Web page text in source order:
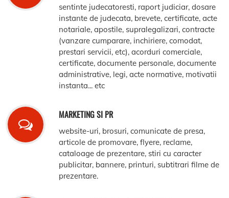
sentinte judecatoresti, raport judiciar, dosare
instante de judecata, brevete, certificate, acte
notariale, apostile, supralegalizari, contracte
(vanzare cumparare, inchiriere, comodat,
prestari servicii, etc), acorduri comerciale,
certificate, documente personale, documente
administrative, legi, acte normative, motivatii
instanta... etc
MARKETING SI PR
website-uri, brosuri, comunicate de presa,
articole de promovare, flyere, reclame,
cataloage de prezentare, stiri cu caracter
publicitar, bannere, printuri, subtitrari filme de
prezentare.